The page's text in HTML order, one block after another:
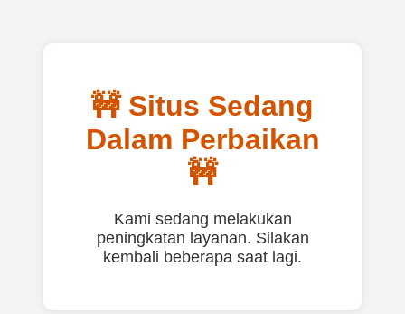
🚧 Situs Sedang
Dalam Perbaikan
🚧
Kami sedang melakukan
peningkatan layanan. Silakan
kembali beberapa saat lagi.